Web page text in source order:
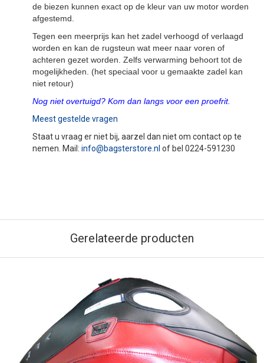
de biezen kunnen exact op de kleur van uw motor worden
afgestemd.
Tegen een meerprijs kan het zadel verhoogd of verlaagd
worden en kan de rugsteun wat meer naar voren of
achteren gezet worden. Zelfs verwarming behoort tot de
mogelijkheden. (het speciaal voor u gemaakte zadel kan
niet retour)
Nog niet overtuigd? Kom dan langs voor een proefrit.
Meest gestelde vragen
Staat u vraag er niet bij, aarzel dan niet om contact op te
nemen. Mail: info@bagsterstore.nl of bel 0224-591230
Gerelateerde producten